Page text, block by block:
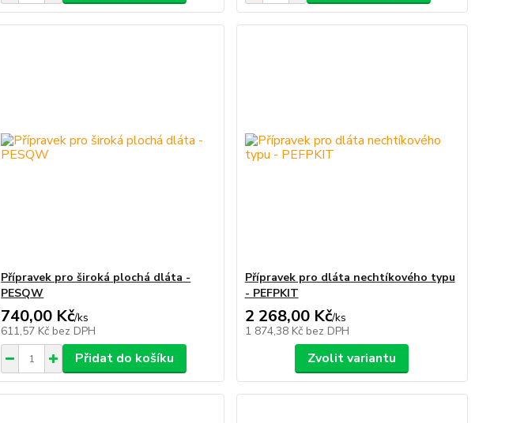
Přípravek pro široká plochá dláta -
PESQW
740,00 Kč/ks
611,57 Kč bez DPH
Přidat do košíku
Přípravek pro dláta nechtíkového typu
- PEFPKIT
2 268,00 Kč/ks
1 874,38 Kč bez DPH
Zvolit variantu